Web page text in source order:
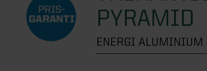
PYRAMID
ENERGI ALUMINIUM